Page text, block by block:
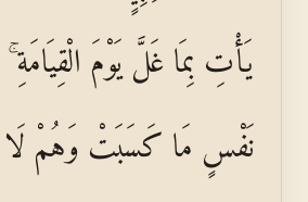
يَأْتِ بِمَا غَلَّ يَوْمَ
نَفْسٍ مَا كَسَبَتْ وَهُمْ لَا